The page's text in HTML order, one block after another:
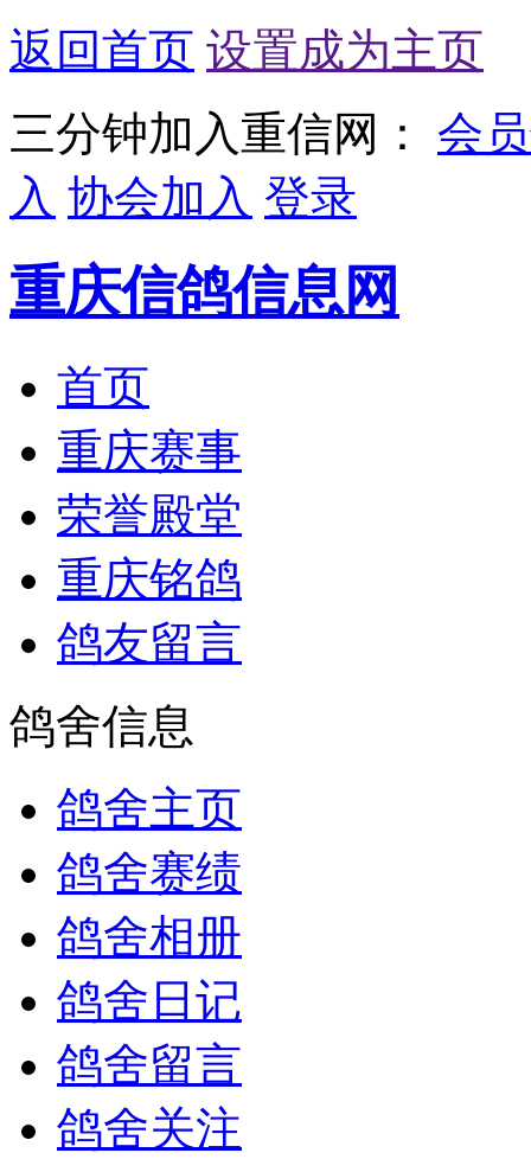
返回首页 设置成为主页
三分钟加入重信网：
会
入 协会加入 登录
重庆信鸽信息网
首页
重庆赛事
荣誉殿堂
重庆铭鸽
鸽友留言
鸽舍信息
鸽舍主页
鸽舍赛绩
鸽舍相册
鸽舍日记
鸽舍留言
鸽舍关注